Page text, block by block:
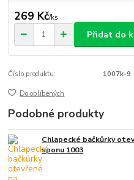
269 Kč/ks
Přidat do
Číslo produktu: 1007k-9
Do oblíbených
Podobné produkty
Chlapecké bačkůrky
sponu 1003